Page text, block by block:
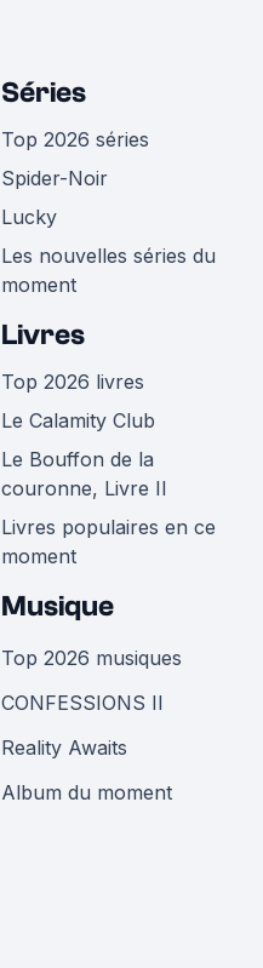
Séries
Top 2026 séries
Spider-Noir
Lucky
Les nouvelles séries du
moment
Livres
Top 2026 livres
Le Calamity Club
Le Bouffon de la
couronne, Livre II
Livres populaires en ce
moment
Musique
Top 2026 musiques
CONFESSIONS II
Reality Awaits
Album du moment